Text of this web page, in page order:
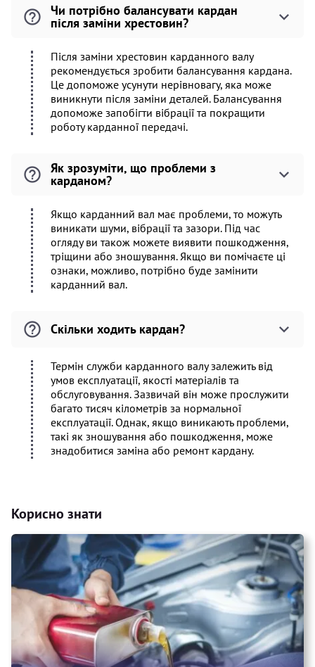
Чи потрібно балансувати кардан
після заміни хрестовин?
Після заміни хрестовин карданного валу
рекомендується зробити балансування кардана.
Це допоможе усунути нерівновагу, яка може
виникнути після заміни деталей. Балансування
допоможе запобігти вібрації та покращити
роботу карданної передачі.
Як зрозуміти, що проблеми з
карданом?
Якщо карданний вал має проблеми, то можуть
виникати шуми, вібрації та зазори. Під час
огляду ви також можете виявити пошкодження,
тріщини або зношування. Якщо ви помічаєте ці
ознаки, можливо, потрібно буде замінити
карданний вал.
Скільки ходить кардан?
Термін служби карданного валу залежить від
умов експлуатації, якості матеріалів та
обслуговування. Зазвичай він може прослужити
багато тисяч кілометрів за нормальної
експлуатації. Однак, якщо виникають проблеми,
такі як зношування або пошкодження, може
знадобитися заміна або ремонт кардану.
Корисно знати